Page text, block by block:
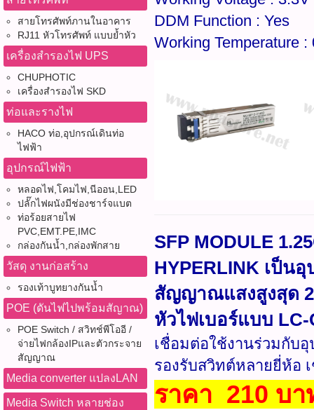
สายโทรศัพท์ภานในอาคาร
RJ11 หัวโทรศัพท์ แบบย้ำหัว
เครื่องสำรองไฟ UPS
CHUPHOTIC
เครื่องสำรองไฟ SKD
ท่อและรางไฟ
HACO ท่อ,อุปกรณ์เดินท่อ
ไฟฟ้า
อุปกรณ์ไฟฟ้า
หลอดไฟ,โคมไฟ,นีออน,LED
ปลั๊กไฟผนังมีช่องชาร์จแบต
ท่อร้อยสายไฟ
PVC,EMT.PE,IMC
กล่องกันน้ำ,กล่องพักสาย
วัสดุ งานก่อสร้าง
รองเท้าบูทยางกันน้ำ
POE (ดันไฟไปพร้อมสัญาณ)
POE Switch / สวิทช์พีโออี /
จ่ายไฟกล้องIPและตัวกระจาย
สัญญาณ
Media converter แปลงLAN
Media Switch หลายช่อง
DDM Function : Yes
Working Temperature :
SFP MODULE
HYPERLINK เป็น
สัญญาณแสงสูงสุด
หัวไฟเบอร์แบบ
เชื่อมต่อใช้งานร่วมกับ
รองรับสวิทต์หลายยี่ห้อ
ราคา 210 บา